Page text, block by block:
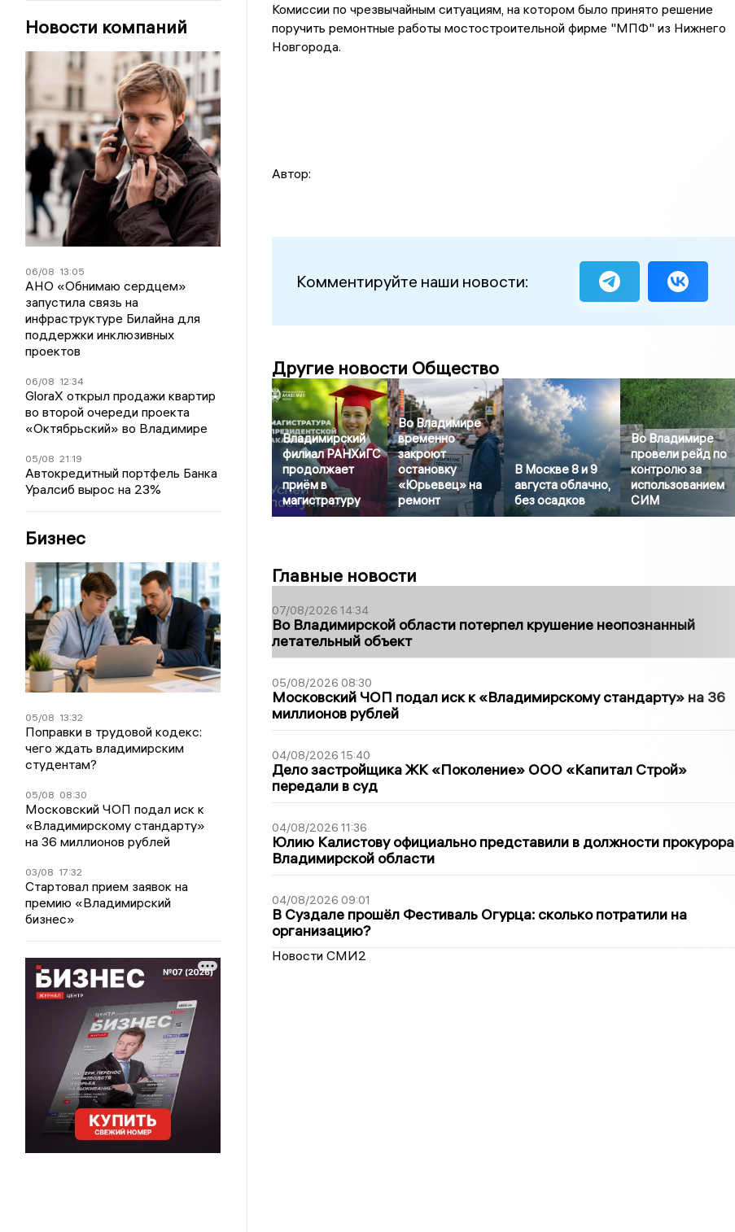
Новости компаний
06/08 13:05
АНО «Обнимаю сердцем»
запустила связь на
инфраструктуре Билайна для
поддержки инклюзивных
проектов
06/08 12:34
GloraX открыл продажи квартир
во второй очереди проекта
«Октябрьский» во Владимире
05/08 21:19
Автокредитный портфель Банка
Уралсиб вырос на 23%
Бизнес
05/08 13:32
Поправки в трудовой кодекс:
чего ждать владимирским
студентам?
05/08 08:30
Московский ЧОП подал иск к
«Владимирскому стандарту»
на 36 миллионов рублей
03/08 17:32
Стартовал прием заявок на
премию «Владимирский
бизнес»
Комиссии по чрезвычайным ситуациям, на котором было принято решение
поручить ремонтные работы мостостроительной фирме "МПФ" из Нижнего
Новгорода.
Автор:
Комментируйте наши новости:
Другие новости Общество
Владимирский
филиал РАНХиГС
продолжает
приём в
магистратуру
Во Владимире
временно
закроют
остановку
«Юрьевец» на
ремонт
В Москве 8 и 9
августа облачно,
без осадков
Во Владимире
провели рейд по
контролю за
использованием
СИМ
Главные новости
07/08/2026 14:34
Во Владимирской области потерпел крушение неопознанный
летательный объект
05/08/2026 08:30
Московский ЧОП подал иск к «Владимирскому стандарту» на 36
миллионов рублей
04/08/2026 15:40
Дело застройщика ЖК «Поколение» ООО «Капитал Строй»
передали в суд
04/08/2026 11:36
Юлию Калистову официально представили в должности прокурора
Владимирской области
04/08/2026 09:01
В Суздале прошёл Фестиваль Огурца: сколько потратили на
организацию?
Новости СМИ2